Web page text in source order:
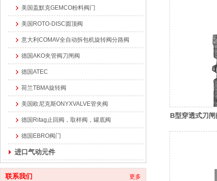
美国盖默克GEMCO粉料阀门
美国ROTO-DISC圆顶阀
意大利COMAV全自动拆包机旋转阀分路阀
德国AKO夹管阀刀闸阀
德国ATEC
荷兰TBMA旋转阀
美国欧尼克斯ONYXVALVE管夹阀
德国Ritag止回阀，取样阀，罐底阀
德国EBRO阀门
进口气动元件
联系我们 更多
B型穿透式刀闸